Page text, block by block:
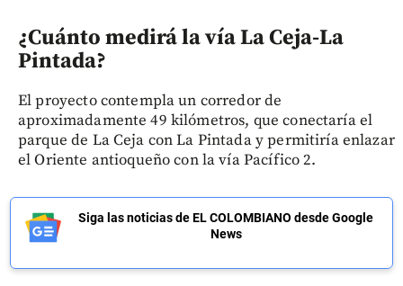
¿Cuánto medirá la vía La Ceja-La
Pintada?
El proyecto contempla un corredor de
aproximadamente 49 kilómetros, que conectaría el
parque de La Ceja con La Pintada y permitiría enlazar
el Oriente antioqueño con la vía Pacífico 2.
Siga las noticias de EL COLOMBIANO desde Google
News